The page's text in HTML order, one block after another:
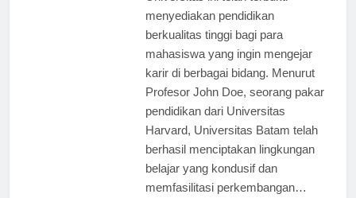
Universitas ini telah terbukti
menyediakan pendidikan
berkualitas tinggi bagi para
mahasiswa yang ingin mengejar
karir di berbagai bidang. Menurut
Profesor John Doe, seorang pakar
pendidikan dari Universitas
Harvard, Universitas Batam telah
berhasil menciptakan lingkungan
belajar yang kondusif dan